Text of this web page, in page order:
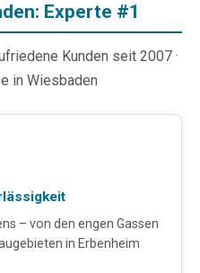
Experte #1
Kunden seit 2007 ·
in Wiesbaden
– von den engen Gassen
in Erbenheim